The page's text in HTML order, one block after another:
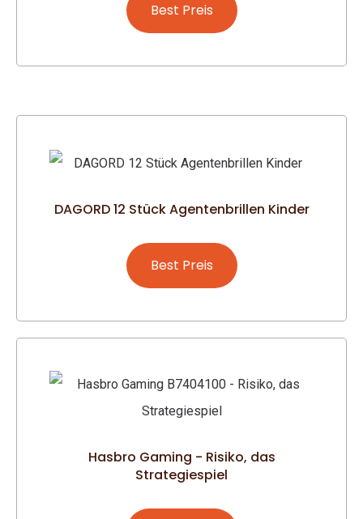
Best Preis
DAGORD 12 Stück Agentenbrillen Kinder
Best Preis
Hasbro Gaming - Risiko, das
Strategiespiel